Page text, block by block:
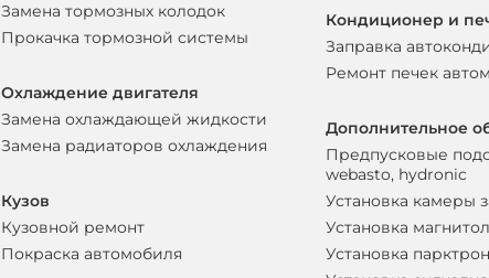
Замена тормозных колодок
Прокачка тормозной системы
Охлаждение двигателя
Замена охлаждающей жидкости
Замена радиаторов охлаждения
Кузов
Кузовной ремонт
Покраска автомобиля
Кондиционер и
Заправка
Ремонт печек
Дополнительное
Предпусковые
webasto, hydronic
Установка камеры
Установка
Установка